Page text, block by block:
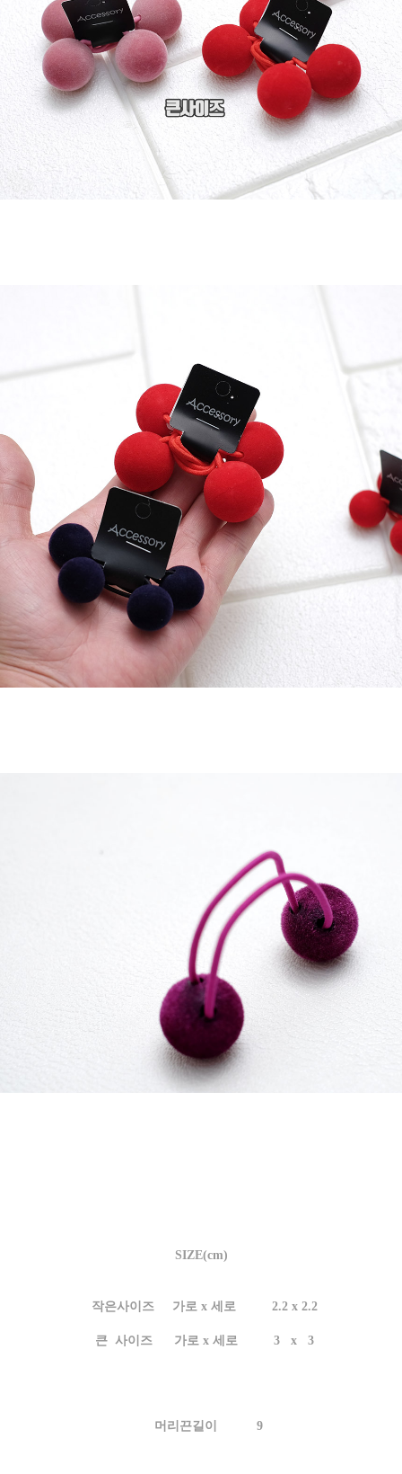
SIZE(cm)
작은사이즈 가로 x 세로 2.2 x 2.2
큰 사이즈 가로 x 세로 3 x 3
머리끈길이 9